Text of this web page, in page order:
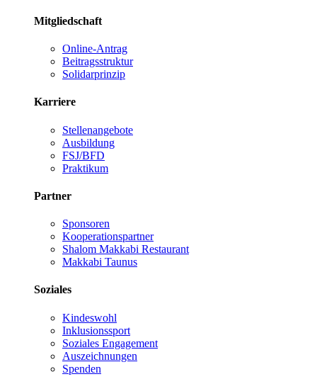
Mitgliedschaft
Online-Antrag
Beitragsstruktur
Solidarprinzip
Karriere
Stellenangebote
Ausbildung
FSJ/BFD
Praktikum
Partner
Sponsoren
Kooperationspartner
Shalom Makkabi Restaurant
Makkabi Taunus
Soziales
Kindeswohl
Inklusionssport
Soziales Engagement
Auszeichnungen
Spenden